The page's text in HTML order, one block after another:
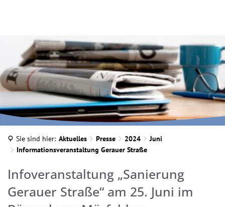
INA MARTELLA, © IM
Sie sind hier: Aktuelles Presse 2024
Juni
Informationsveranstaltung Gerauer Straße
Infoveranstaltung „Sanierung
Gerauer Straße“ am 25. Juni im